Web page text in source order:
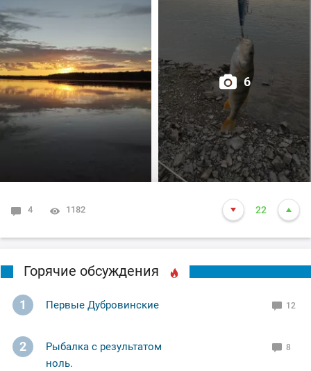
С мальком проблем не было,сразу зарядил донку и
вдруг окунь начал гонять малька!😳
А спиннинг ещё даже не в "строю"🤨
Оперативно привожу его в рабочее состояние и вот Он
(кайф),когда окунь атакует Поппер!🤫
Сей момент длился около сорока минут, но
поклёвками насладился сполна!🤗
Даже один шнурок (300гр.)атаковал поппер,но
промахнулся и вылетел из воды наверное на
полметра!😆
С наступлением сумерек пошла в ход тяжёлая
получил,а вот на донку поймал две щучки,и две
судаковые поклёвки, но поторопился!🥴
6
4 1182 22
Горячие обсуждения
1 Первые Дубровинские 12
2
Рыбалка с результатом
ноль.
8